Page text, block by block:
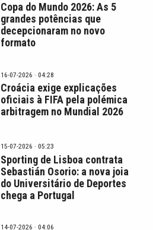
Copa do Mundo 2026: As 5
grandes potências que
decepcionaram no novo
formato
16-07-2026 · 04:28
Croácia exige explicações
oficiais à FIFA pela polémica
arbitragem no Mundial 2026
15-07-2026 · 05:23
Sporting de Lisboa contrata
Sebastián Osorio: a nova joia
do Universitário de Deportes
chega a Portugal
14-07-2026 · 04:06